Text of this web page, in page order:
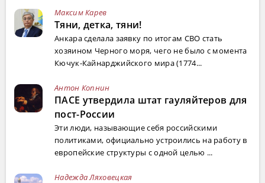
Максим Карев
Тяни, детка, тяни!
Анкара сделала заявку по итогам СВО стать
хозяином Черного моря, чего не было с момента
Кючук-Кайнарджийского мира (1774...
Антон Копнин
ПАСЕ утвердила штат гауляйтеров для
пост-России
Эти люди, называющие себя российскими
политиками, официально устроились на работу в
европейские структуры с одной целью ...
Надежда Ляховецкая